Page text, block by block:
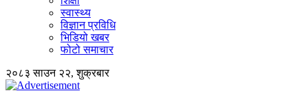
स्वास्थ्य
विज्ञान प्रविधि
भिडियो खबर
फोटो समाचार
२०८३ साउन २२, शुक्रबार